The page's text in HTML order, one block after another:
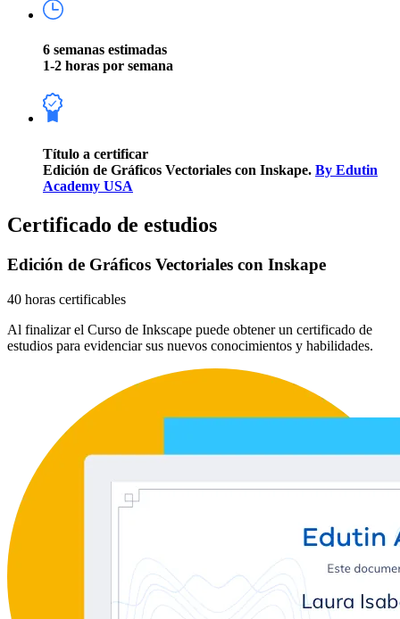
6 semanas estimadas
1-2 horas por semana
Título a certificar
Edición de Gráficos Vectoriales con Inskape. By Edutin
Academy USA
Certificado de estudios
Edición de Gráficos Vectoriales con Inskape
40 horas certificables
Al finalizar el Curso de Inkscape puede obtener un certificado de
estudios para evidenciar sus nuevos conocimientos y habilidades.